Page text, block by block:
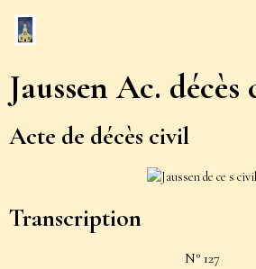
Jaussen Ac.
Acte de décès civil
Transcription
N° 127